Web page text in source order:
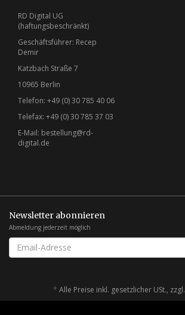
RD Digital UG
(haftungsbeschränkt)
Geschäftsführer: Recep
Demir
Katzbach Straße 7
10965 Berlin
Telefon: +49 (0) 30 785 40 06
Telefax: +49 (0) 30 785 37 03
E-Mail: bestellung@rd-
digital.de
Newsletter abonnieren
Abmeldung jederzeit möglich
EMAIL-
ADRESSE
* Alle Preise inkl. gesetzlicher USt., zzgl.